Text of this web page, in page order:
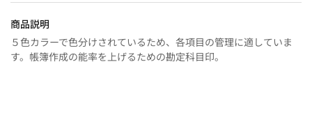
商品説明
５色カラーで色分けされているため、各項目の管理に適していま
す。帳簿作成の能率を上げるための勘定科目印。